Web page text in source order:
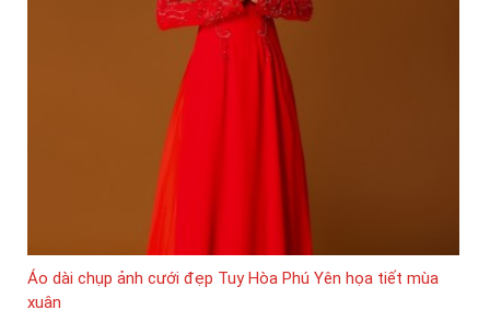
Áo dài chụp ảnh cưới đẹp Tuy Hòa Phú Yên họa tiết mùa
xuân